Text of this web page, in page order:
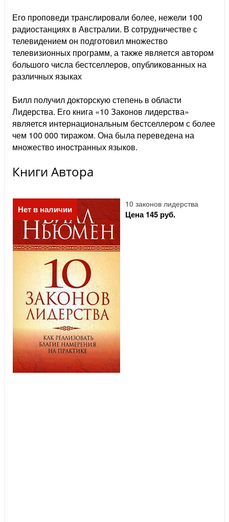
Его проповеди транслировали более, нежели 100
радиостанциях в Австралии. В сотрудничестве с
телевидением он подготовил множество
телевизионных программ, а также является автором
большого числа бестселлеров, опубликованных на
различных языках
Билл получил докторскую степень в области
Лидерства. Его книга «10 Законов лидерства»
является интернациональным бестселлером с более
чем 100 000 тиражом. Она была переведена на
множество иностранных языков.
Книги Автора
Нет в наличии 10 законов лидерства
Цена 145 руб.